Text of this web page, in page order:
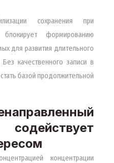
сохранения при
блокирует формированию
для развития длительного
качественного записи в
базой продолжительной
концентрации